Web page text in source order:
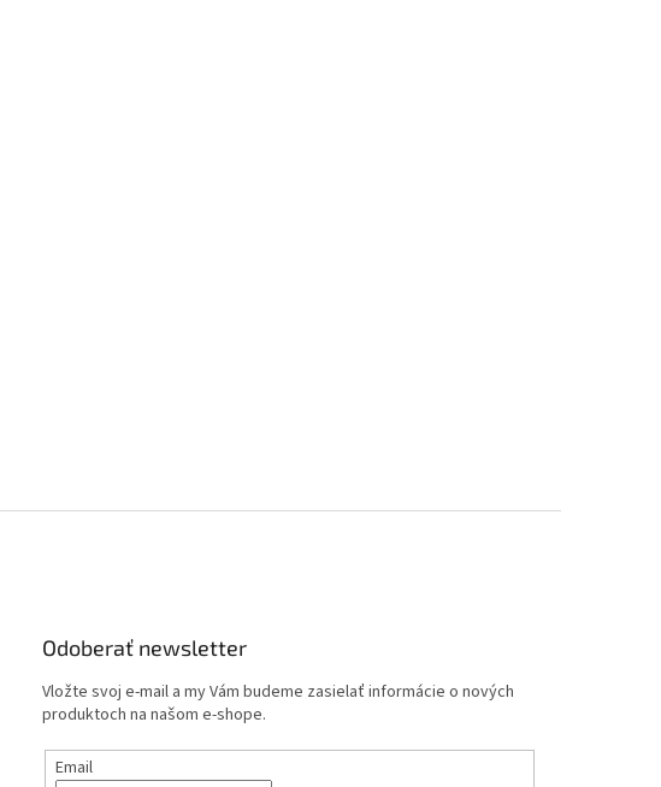
Odoberať newsletter
Vložte svoj e-mail a my Vám budeme zasielať informácie o nových
produktoch na našom e-shope.
Email